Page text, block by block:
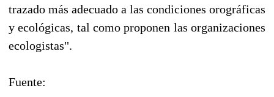
trazado más adecuado a las condiciones orográficas
y ecológicas, tal como proponen las organizaciones
ecologistas".
Fuente: